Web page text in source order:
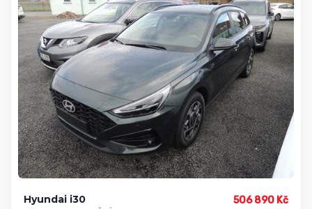
Hyundai i30 506 890 Kč